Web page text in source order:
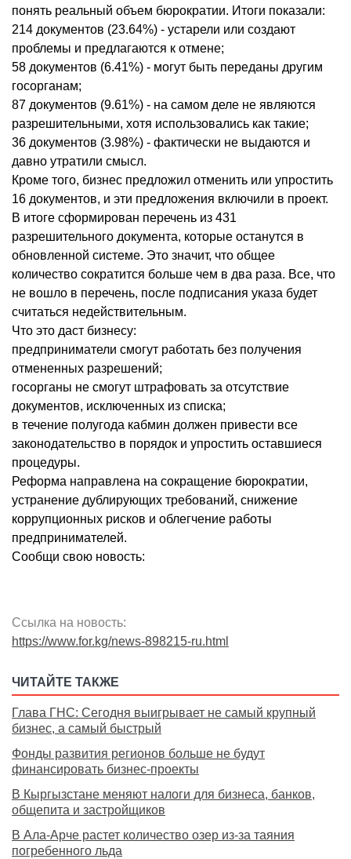
понять реальный объем бюрократии. Итоги показали:
214 документов (23.64%) - устарели или создают
проблемы и предлагаются к отмене;
58 документов (6.41%) - могут быть переданы другим
госорганам;
87 документов (9.61%) - на самом деле не являются
разрешительными, хотя использовались как такие;
36 документов (3.98%) - фактически не выдаются и
давно утратили смысл.
Кроме того, бизнес предложил отменить или упростить
16 документов, и эти предложения включили в проект.
В итоге сформирован перечень из 431
разрешительного документа, которые останутся в
обновленной системе. Это значит, что общее
количество сократится больше чем в два раза. Все, что
не вошло в перечень, после подписания указа будет
считаться недействительным.
Что это даст бизнесу:
предприниматели смогут работать без получения
отмененных разрешений;
госорганы не смогут штрафовать за отсутствие
документов, исключенных из списка;
в течение полугода кабмин должен привести все
законодательство в порядок и упростить оставшиеся
процедуры.
Реформа направлена на сокращение бюрократии,
устранение дублирующих требований, снижение
коррупционных рисков и облегчение работы
предпринимателей.
Сообщи свою новость:
Ссылка на новость:
https://www.for.kg/news-898215-ru.html
ЧИТАЙТЕ ТАКЖЕ
Глава ГНС: Сегодня выигрывает не самый крупный
бизнес, а самый быстрый
Фонды развития регионов больше не будут
финансировать бизнес-проекты
В Кыргызстане меняют налоги для бизнеса, банков,
общепита и застройщиков
В Ала-Арче растет количество озер из-за таяния
погребенного льда